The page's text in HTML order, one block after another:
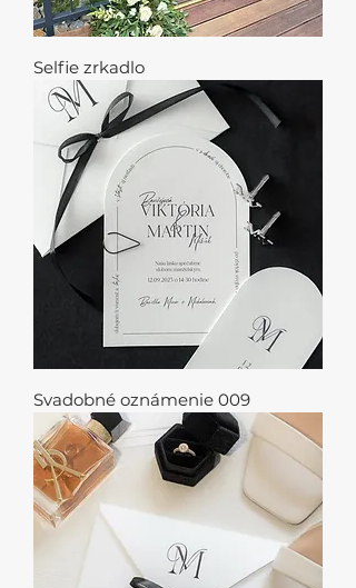
Selfie zrkadlo
Svadobné oznámenie 009